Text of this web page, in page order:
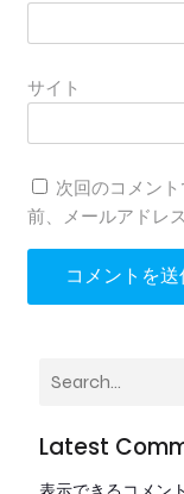
サイト
次回のコメン
前、メールアドレ
Latest